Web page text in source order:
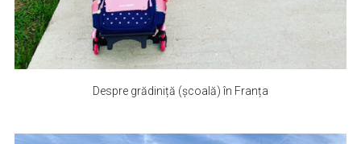
Despre grădiniță (școală) în Franța